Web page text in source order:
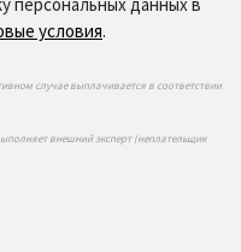
условия.
случае выплачивается в соответствии
внешний эксперт (неплательщик